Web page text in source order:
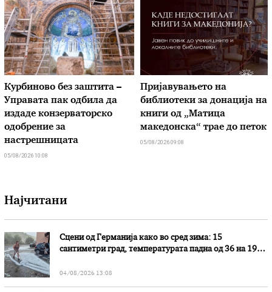
Курбиново без заштита –
Управата пак одбила да
издаде конзерваторско
одобрение за
настрешницата
05/08/2026 10:08
Пријавувањето на
библиотеки за донација на
книги од „Матица
македонска“ трае до петок
05/08/2026 09:08
Најчитани
Сцени од Германија како во сред зима: 15
сантиметри град, температурата падна од 36 на 19
04/08/2026 13:08